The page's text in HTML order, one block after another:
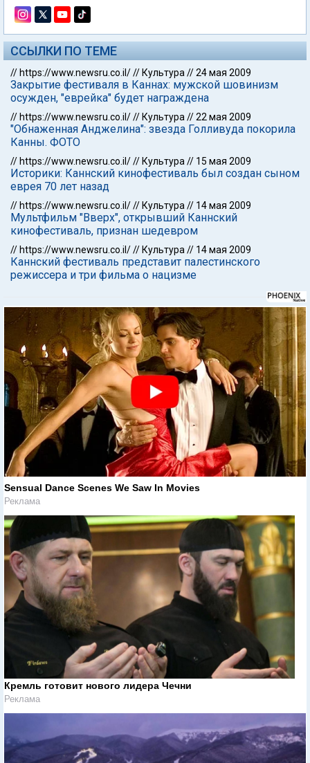
ССЫЛКИ ПО ТЕМЕ
// https://www.newsru.co.il/// Культура //24 мая 2009
Закрытие фестиваля в Каннах: мужской шовинизм
осужден, "еврейка" будет награждена
// https://www.newsru.co.il/// Культура //22 мая 2009
"Обнаженная Анджелина": звезда Голливуда покорила
Канны. ФОТО
// https://www.newsru.co.il/// Культура // 15 мая 2009
Историки: Каннский кинофестиваль был создан сыном
еврея 70 лет назад
// https://www.newsru.co.il/// Культура // 14 мая 2009
Мультфильм "Вверх", открывший Каннский
кинофестиваль, признан шедевром
// https://www.newsru.co.il/// Культура // 14 мая 2009
Каннский фестиваль представит палестинского
режиссера и три фильма о нацизме
Sensual Dance Scenes We Saw In Movies
Реклама
Кремль готовит нового лидера Чечни
Реклама